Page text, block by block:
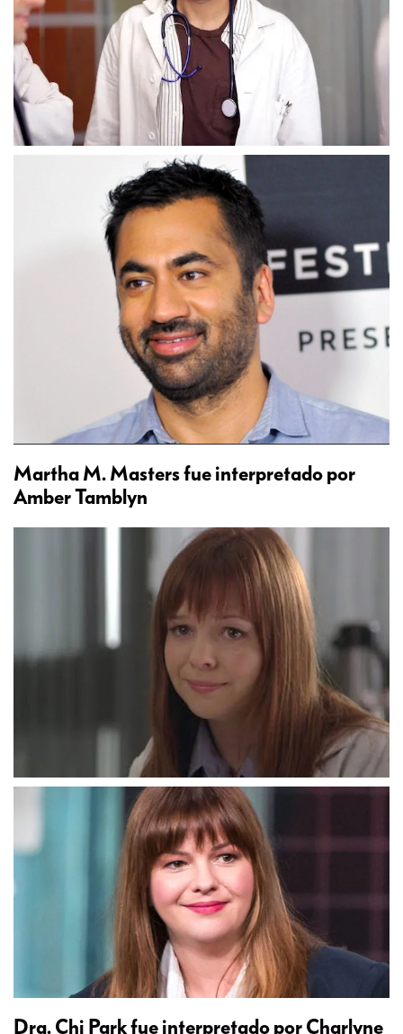
Martha M. Masters fue interpretado por
Amber Tamblyn
Dra. Chi Park fue interpretado por Charlyne